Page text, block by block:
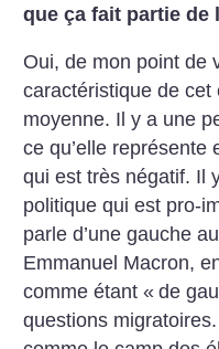
que ça fait partie de
Oui, de mon point de
caractéristique de
moyenne. Il y a une
ce qu’elle représente
qui est très négatif. Il
politique qui est pro-
parle d’une gauche
Emmanuel Macron,
comme étant « de
questions